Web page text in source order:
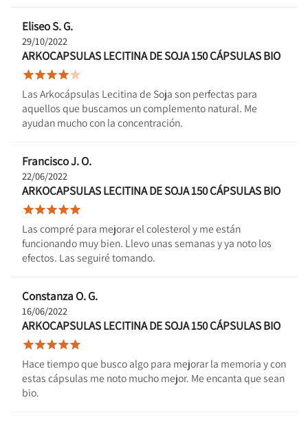
Eliseo S. G.
29/10/2022
ARKOCAPSULAS LECITINA DE SOJA 150 CÁPSULAS BIO

Las Arkocápsulas Lecitina de Soja son perfectas para
aquellos que buscamos un complemento natural. Me
ayudan mucho con la concentración.
Francisco J. O.
22/06/2022
ARKOCAPSULAS LECITINA DE SOJA 150 CÁPSULAS BIO

Las compré para mejorar el colesterol y me están
funcionando muy bien. Llevo unas semanas y ya noto los
efectos. Las seguiré tomando.
Constanza O. G.
16/06/2022
ARKOCAPSULAS LECITINA DE SOJA 150 CÁPSULAS BIO

Hace tiempo que busco algo para mejorar la memoria y con
estas cápsulas me noto mucho mejor. Me encanta que sean
bio.